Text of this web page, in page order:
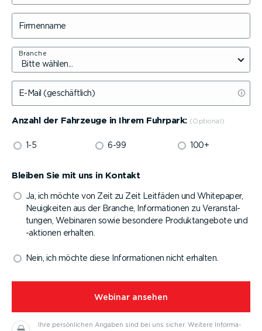
Firmenname
Branche
E-Mail (geschäftlich)
Anzahl der Fahrzeuge in Ihrem Fuhrpark:
1-5 6-99 100+
Bleiben Sie mit uns in Kontakt
Ja, ich möchte von Zeit zu Zeit Leitfäden und Whitepaper,
Neuigkeiten aus der Branche, Infor­ma­tionen zu Veran­stal­
tungen, Webinaren sowie besondere Produkt­an­gebote und
-aktionen erhalten.
Nein, ich möchte diese Infor­ma­tionen nicht erhalten.
⁠Webinar ansehen
Ihre persön­lichen Angaben sind bei uns sicher. Weitere Infor­ma­